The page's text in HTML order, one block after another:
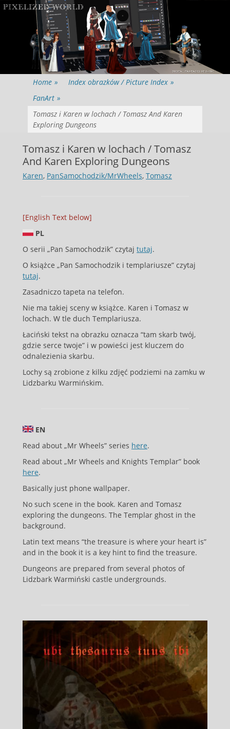
Home » Index obrazków / Picture Index »
FanArt »
Tomasz i Karen w lochach / Tomasz And Karen
Exploring Dungeons
Tomasz i Karen w lochach / Tomasz
And Karen Exploring Dungeons
Karen, PanSamochodzik/MrWheels, Tomasz
[English Text below]
PL
O serii „Pan Samochodzik” czytaj tutaj.
O książce „Pan Samochodzik i templariusze” czytaj
tutaj.
Zasadniczo tapeta na telefon.
Nie ma takiej sceny w książce. Karen i Tomasz w
lochach. W tle duch Templariusza.
Łaciński tekst na obrazku oznacza “tam skarb twój,
gdzie serce twoje” i w powieści jest kluczem do
odnalezienia skarbu.
Lochy są zrobione z kilku zdjęć podziemi na zamku w
Lidzbarku Warmińskim.
EN
Read about „Mr Wheels” series here.
Read about „Mr Wheels and Knights Templar” book
here.
Basically just phone wallpaper.
No such scene in the book. Karen and Tomasz
exploring the dungeons. The Templar ghost in the
background.
Latin text means “the treasure is where your heart is”
and in the book it is a key hint to find the treasure.
Dungeons are prepared from several photos of
Lidzbark Warmiński castle undergrounds.